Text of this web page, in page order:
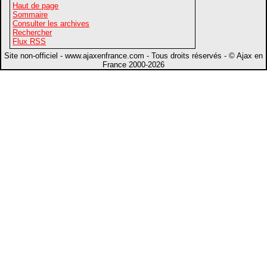
Haut de page
Sommaire
Consulter les archives
Rechercher
Flux RSS
Site non-officiel - www.ajaxenfrance.com - Tous droits réservés - © Ajax en
France 2000-2026